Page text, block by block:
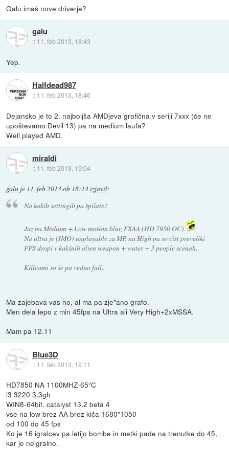
Galu imaš nove driverje?
galu
:: 11. feb 2013, 18:43
Yep.
Halfdead987
:: 11. feb 2013, 18:46
Dejansko je to 2. najboljša AMDjeva grafična v seriji 7xxx (če ne
upoštevamo Devil 13) pa na medium laufa?
Well played AMD.
miraldi
:: 11. feb 2013, 19:04
galu je 11. feb 2013 ob 18:14izjavil:
Na kakih settingih pa špilate?
Jaz na Medium + Low motion blur, FXAA (HD 7950 OC).
Na ultra je (IMO) unplayable za MP, na High pa so čist preveliki
FPS dropi v kakšnih alien weapon + water + 3 people scenah.
Killcami so še pa vedno fail..
Ma zajebava vas no, al ma pa zje*ano grafo.
Men dela lepo z min 45fps na Ultra ali Very High+2xMSSA.
Mam pa 12.11
Blue3D
:: 11. feb 2013, 19:11
HD7850 NA 1100MHZ-65°C
i3 3220 3.3gh
WIN8-64bit. catalyst 13.2 beta 4
vse na low brez AA brez kiča 1680*1050
od 100 do 45 fps
Ko je 16 igralcev pa letijo bombe in metki pade na trenutke do 45,
kar je neigralno.